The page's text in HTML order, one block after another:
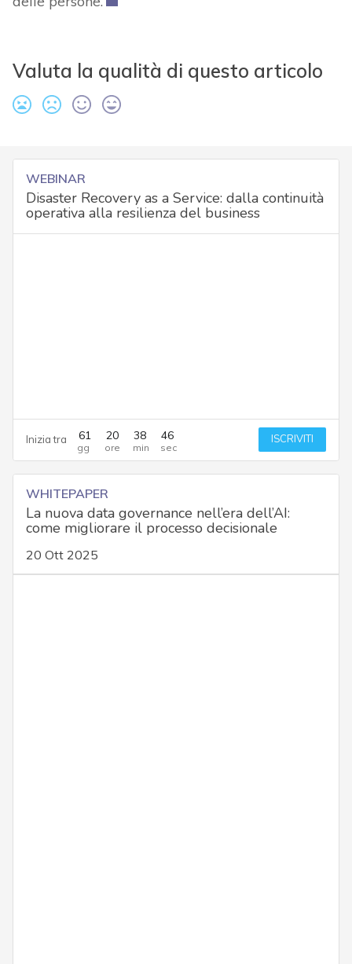
Valuta la qualità di questo articolo
WEBINAR
Disaster Recovery as a Service: dalla continuità
operativa alla resilienza del business
Inizia tra 61 20 38 45 ISCRIVITI
WHITEPAPER
La nuova data governance nell’era dell’AI:
come migliorare il processo decisionale
20 Ott 2025